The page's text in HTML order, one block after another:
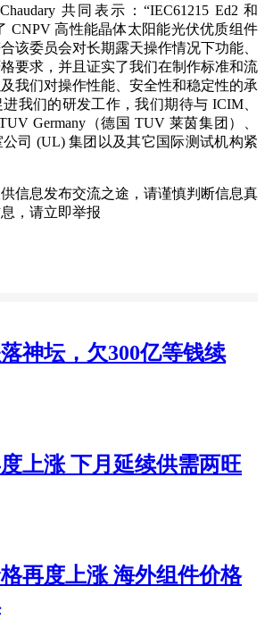
共同表示：“IEC61215 Ed2 和
CNPV 高性能晶体太阳能光伏优质组件
该委员会对长期露天操作情况下功能、
要求，并且证实了我们在制作标准和流
我们对操作性能、安全性和稳定性的承
我们的研发工作，我们期待与 ICIM、
Germany（德国 TUV 莱茵集团）、
司 (UL) 集团以及其它国际测试机构紧
信息发布交流之途，请谨慎判断信息真
，请立即举报
神坛，欠300亿等钱续
上涨 下月延续供需两旺
再度上涨 海外组件价格